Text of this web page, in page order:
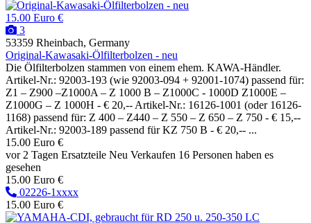
15.00 Euro €
3
53359 Rheinbach, Germany
Original-Kawasaki-Ölfilterbolzen - neu
Die Ölfilterbolzen stammen von einem ehem. KAWA-Händler.
Artikel-Nr.: 92003-193 (wie 92003-094 + 92001-1074) passend für:
Z1 – Z900 –Z1000A – Z 1000 B – Z1000C - 1000D Z1000E –
Z1000G – Z 1000H - € 20,-- Artikel-Nr.: 16126-1001 (oder 16126-
1168) passend für: Z 400 – Z440 – Z 550 – Z 650 – Z 750 - € 15,--
Artikel-Nr.: 92003-189 passend für KZ 750 B - € 20,-- ...
15.00 Euro €
vor 2 Tagen Ersatzteile Neu Verkaufen 16 Personen haben es
gesehen
15.00 Euro €
02226-1xxxx
15.00 Euro €